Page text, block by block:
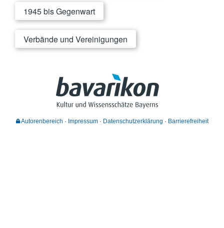
1945 bis Gegenwart
Verbände und Vereinigungen
Autorenbereich Impressum Datenschutzerklärung Barrierefreiheit